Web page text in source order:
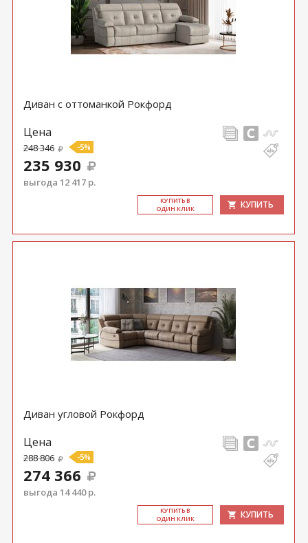
Диван с оттоманкой Рокфорд
Цена
248 346 -5%
235 930
выгода 12 417 р.
КУ­ПИТЬ В
ОДИН КЛИК
КУПИТЬ
Диван угловой Рокфорд
Цена
288 806 -5%
274 366
выгода 14 440 р.
КУ­ПИТЬ В
ОДИН КЛИК
КУПИТЬ